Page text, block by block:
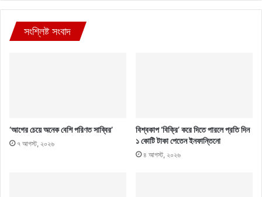
সংশ্লিষ্ট সংবাদ
‘আগের চেয়ে অনেক বেশি পরিণত সাব্বির’
৭ আগস্ট, ২০২৬
বিশ্বকাপ ‘বিক্রি’ করে দিতে পারলে প্রতি দিন
১ কোটি টাকা পেতেন ইনফান্তিনো
৪ আগস্ট, ২০২৬